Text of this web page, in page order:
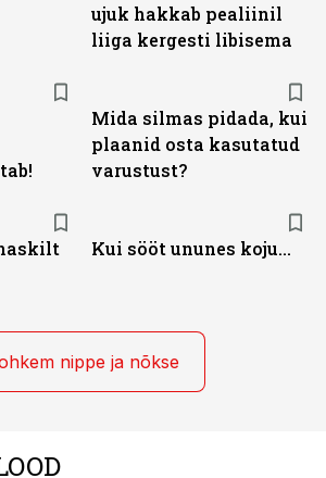
ujuk hakkab pealiinil
liiga kergesti libisema
Mida silmas pidada, kui
plaanid osta kasutatud
varustust?
Kui sööt ununes koju...
nippe ja nõkse